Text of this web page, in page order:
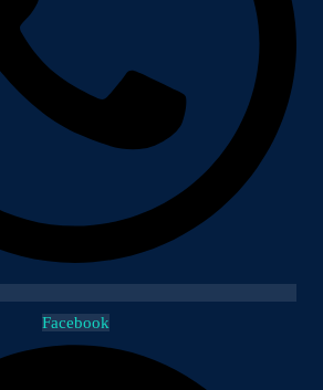
Facebook